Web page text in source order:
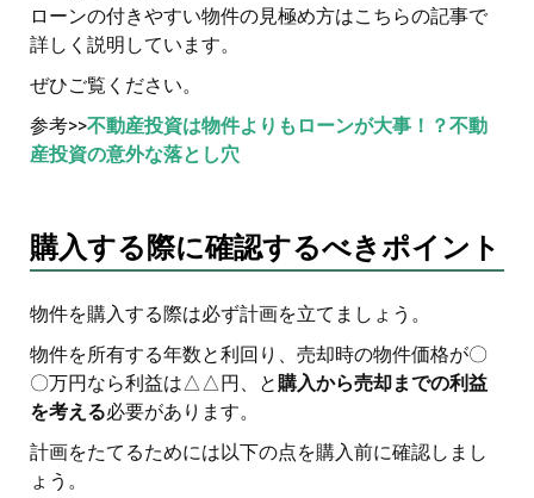
ローンの付きやすい物件の見極め方はこちらの記事で
詳しく説明しています。
ぜひご覧ください。
参考>>不動産投資は物件よりもローンが大事！？不動
産投資の意外な落とし穴
購入する際に確認するべきポイント
物件を購入する際は必ず計画を立てましょう。
物件を所有する年数と利回り、売却時の物件価格が〇
〇万円なら利益は△△円、と購入から売却までの利益
を考える必要があります。
計画をたてるためには以下の点を購入前に確認しまし
ょう。